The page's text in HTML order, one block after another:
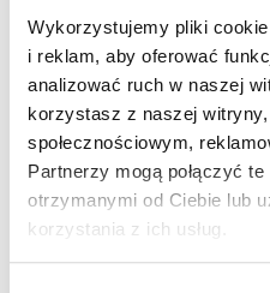
Wykorzystujemy pliki
i reklam, aby oferować
analizować ruch w naszej
korzystasz z naszej
społecznościowym,
Partnerzy mogą połączyć
otrzymanymi od Ciebie lub
korzystania z ich usług.
OSTRZEŻENIE!
poniżej 3 lat. Istnieje
elementami. Zachowaj
zawarte na nim ważne
INNI KLIENCI